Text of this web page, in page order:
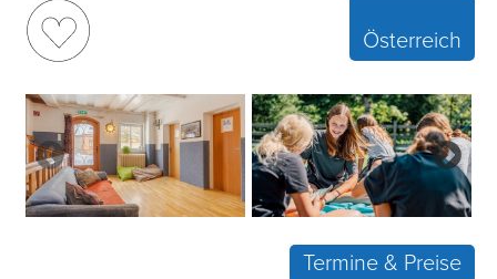
Österreich
Termine & Preise